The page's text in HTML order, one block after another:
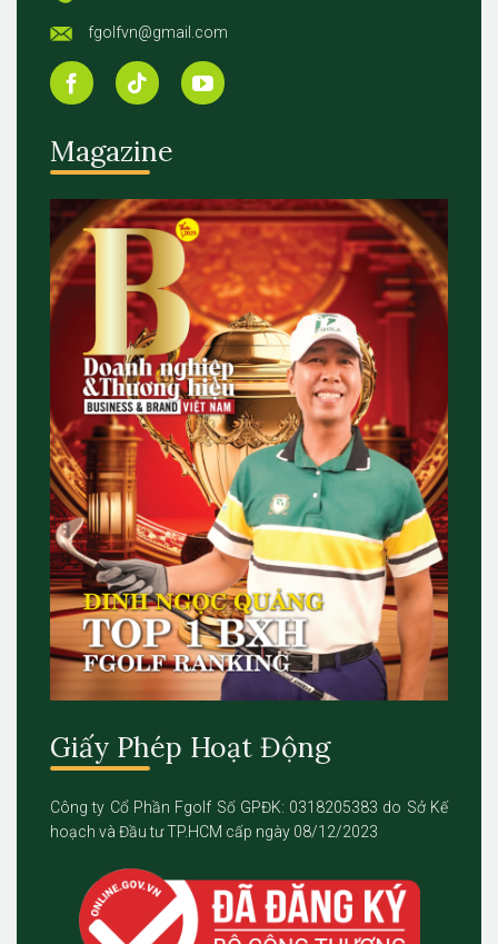
fgolfvn@gmail.com
Magazine
Giấy Phép Hoạt Động
Công ty Cổ Phần Fgolf Số GPĐK: 0318205383 do Sở Kế
hoạch và Đầu tư TP.HCM cấp ngày 08/12/2023